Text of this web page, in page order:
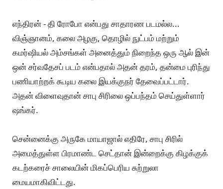
எந்திரன் - தி ரோபோ என்பது சாதாரண படமல்ல...
விஞ்ஞானம், கலை அழகு, தொழில் நுட்பம் மற்றும்
கமர்ஷியல் அம்சங்கள் அனைத்தும் நிறைந்த ஒரு ஆல் இன்
ஒன் சர்வதேசப் படம் என்பதால் அதன் தரம், தன்மை புரிந்து
பணியாற்றக் கூடிய கலை இயக்குநர் தேவைப்பட்டார்.
அதன் விளைவுதான் சாபு சிரிலை ஒப்பந்தம் செய்துள்ளார்
ஷங்கர்.
சென்னைக்கு அருகே மாயாஜால் எதிரே, சாபு சிரில்
அமைத்துள்ள பிரமாண்ட செட்தான் இன்றைக்கு கிழக்குக்
கடற்கரைச் சாலையின் மிகப்பெரிய சுற்றுலா
மையமாகிவிட்டது.